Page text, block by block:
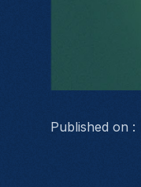
Published on :